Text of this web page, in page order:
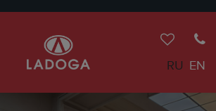
RU EN